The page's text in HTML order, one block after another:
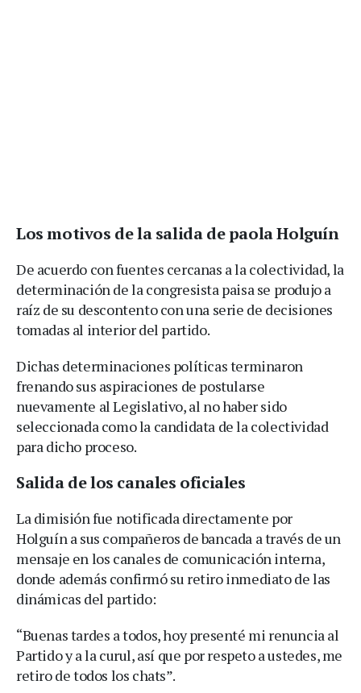
Los motivos de la salida de paola Holguín
De acuerdo con fuentes cercanas a la colectividad, la
determinación de la congresista paisa se produjo a
raíz de su descontento con una serie de decisiones
tomadas al interior del partido.
Dichas determinaciones políticas terminaron
frenando sus aspiraciones de postularse
nuevamente al Legislativo, al no haber sido
seleccionada como la candidata de la colectividad
para dicho proceso.
Salida de los canales oficiales
La dimisión fue notificada directamente por
Holguín a sus compañeros de bancada a través de un
mensaje en los canales de comunicación interna,
donde además confirmó su retiro inmediato de las
dinámicas del partido:
“Buenas tardes a todos, hoy presenté mi renuncia al
Partido y a la curul, así que por respeto a ustedes, me
retiro de todos los chats”.